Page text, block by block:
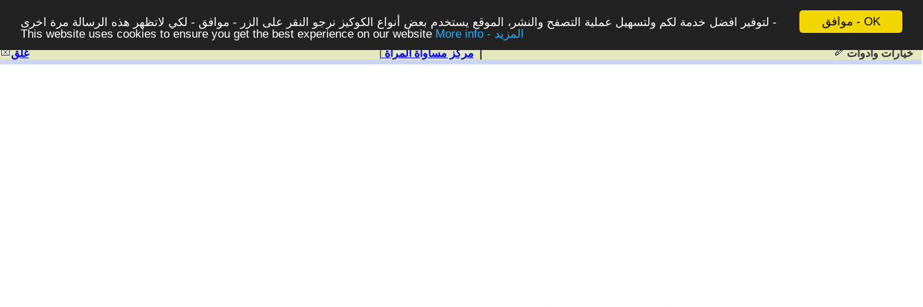
موافق - OK
لتوفير افضل خدمة لكم ولتسهيل عملية التصفح والنشر، الموقع يستخدم بعض أنواع الكوكيز نرجو النقر على الزر - موافق - لكي لاتظهر هذه الرسالة مرة اخرى -
This website uses cookies to ensure you get the best experience on our website
More info - المزيد
غلق | مركز مساواة المرأة| خيارات وادوات